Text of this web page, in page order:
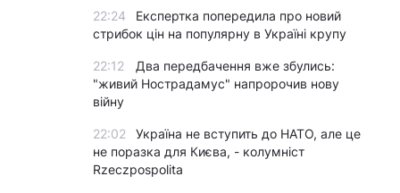
22:24
Експертка попередила про новий
стрибок цін на популярну в Україні крупу
22:12
Два передбачення вже збулись:
"живий Нострадамус" напророчив нову
війну
22:02
Україна не вступить до НАТО, але це
не поразка для Києва, - колумніст
Rzeczpospolita